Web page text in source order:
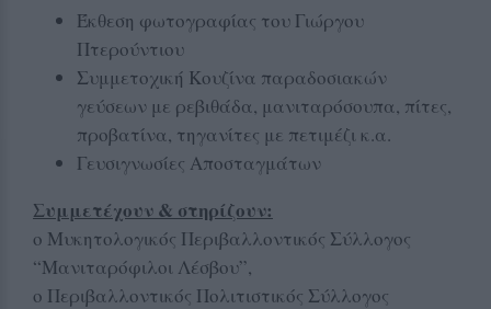
Έκθεση φωτογραφίας του Γιώργου
Πτερούντιου
Συμμετοχική Κουζίνα παραδοσιακών
γεύσεων με ρεβιθάδα, μανιταρόσουπα, πίτες,
προβατίνα, τηγανίτες με πετιμέζι κ.α.
Γευσιγνωσίες Αποσταγμάτων
Συμμετέχουν & στηρίζουν:
ο Μυκητολογικός Περιβαλλοντικός Σύλλογος
“Μανιταρόφιλοι Λέσβου”,
ο Περιβαλλοντικός Πολιτιστικός Σύλλογος